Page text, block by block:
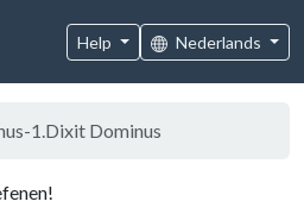
Help Nederlands
1.Dixit Dominus